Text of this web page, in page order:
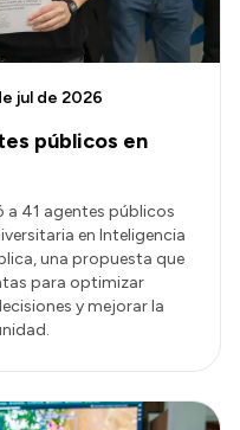
públicos en
jul de 2026
a 41 agentes públicos
en Inteligencia
una propuesta que
para optimizar
y mejorar la